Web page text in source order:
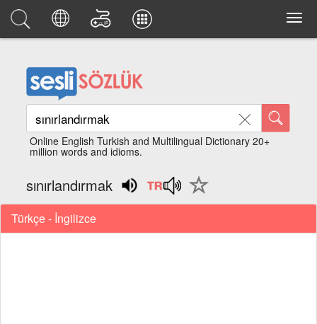
Online English Turkish and Multilingual Dictionary 20+
million words and idioms.
sınırlandırmak
Türkçe - İngilizce